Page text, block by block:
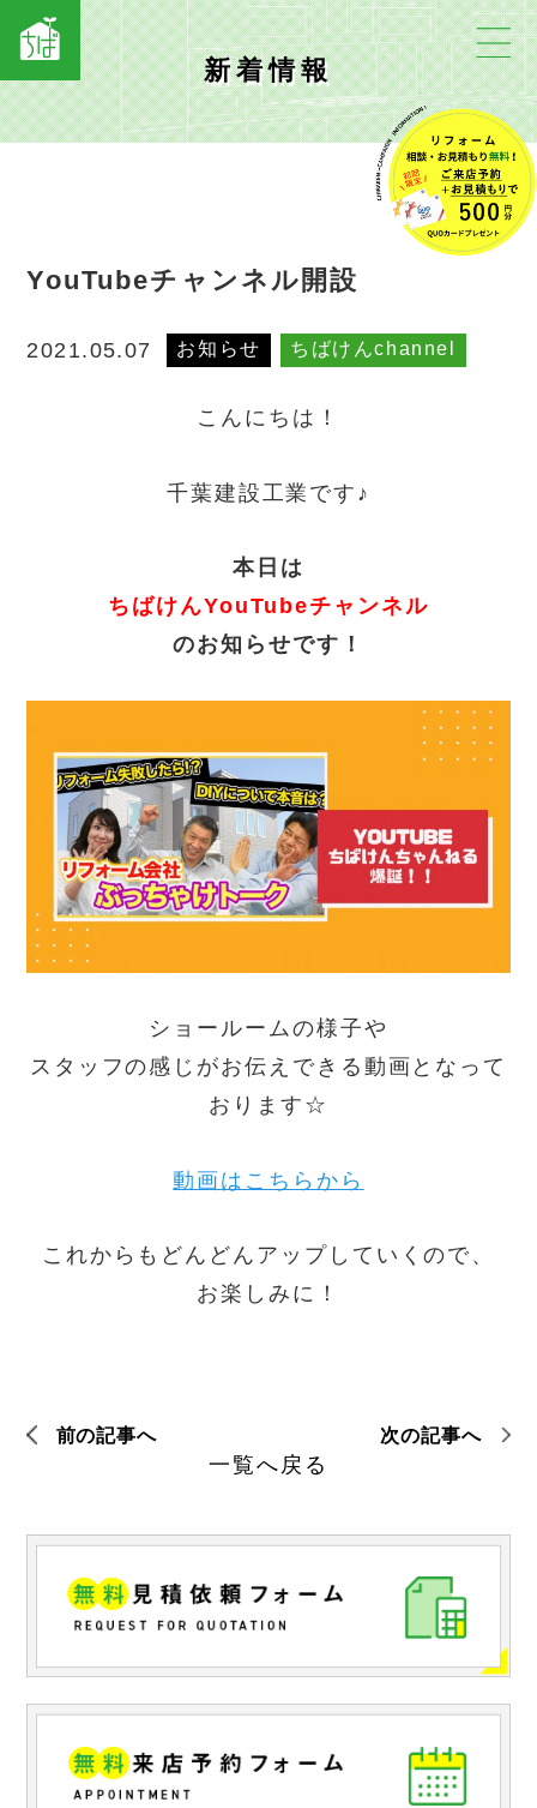
新着情報
YouTubeチャンネル開設
2021.05.07 お知らせ ちばけんchannel
こんにちは！
千葉建設工業です♪
本日は
ちばけんYouTubeチャンネル
のお知らせです！
ショールームの様子や
スタッフの感じがお伝えできる動画となって
おります☆
動画はこちらから
これからもどんどんアップしていくので、
お楽しみに！
前の記事へ 次の記事へ
一覧へ戻る